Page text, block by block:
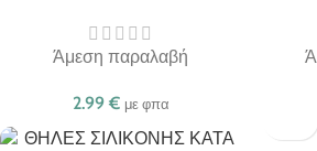
Άμεση παραλαβή
2.99 € με φπα